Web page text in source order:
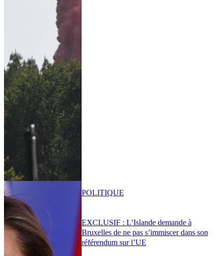
EXCLUSIF : L’Islande demande à
Bruxelles de ne pas s’immiscer dans son
référendum sur l’UE
POLITIQUE